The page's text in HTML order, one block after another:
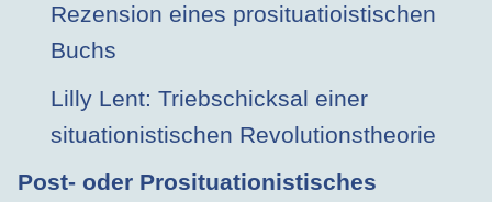
Rezension eines prosituatioistischen
Buchs
Lilly Lent: Triebschicksal einer
situationistischen Revolutionstheorie
Post- oder Prosituationistisches